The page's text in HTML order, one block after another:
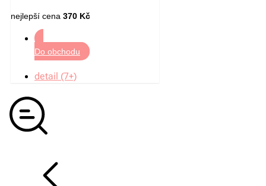
nejlepší cena 370 Kč
Do obchodu
detail (7+)